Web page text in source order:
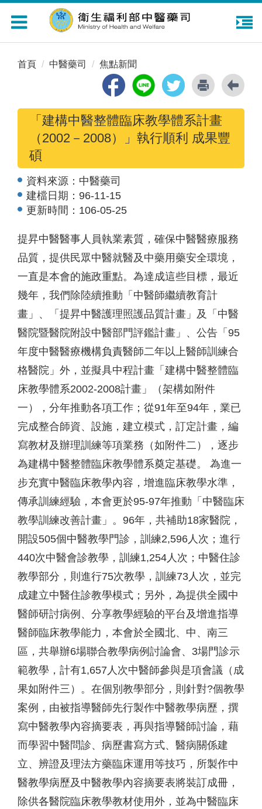
Toggle
navigation
首頁 中醫藥司 焦點新聞
「建構中醫整體臨床教學體系計畫
（2002－2008）」執行順利 成果豐
碩
資料來源： 中醫藥司
建檔日期： 96-11-15
更新時間： 106-05-25
提昇中醫醫事人員執業素質，確保中醫醫療服務
品質，提供民眾中醫就醫及中藥用藥安全環境，
一直是本會的施政重點。為達成這些目標，最近
幾年，我們除陸續推動「中醫師繼續教育計
畫」、「提昇中醫護理照護品質計畫」及「中醫
醫院暨醫院附設中醫部門評鑑計畫」、公告「95
年度中醫醫療機構負責醫師二年以上醫師訓練合
格醫院」外，並擬具中程計畫「建構中醫整體臨
床教學體系2002-2008計畫」（架構如附件
一），分年推動各項工作；從91年至94年，業已
完成整合師資、設施，建立模式，訂定計畫，編
寫教材及辦理訓練等項業務（如附件二），逐步
為建構中醫整體臨床教學體系奠定基礎。 為進一
步充實中醫臨床教學內容，增進臨床教學水準，
傳承訓練經驗，本會更於95-97年推動「中醫臨床
教學訓練改善計畫」。96年，共補助18家醫院，
開設505個中醫教學門診，訓練2,596人次；進行
440次中醫會診教學，訓練1,254人次；中醫住診
教學部分，則進行75次教學，訓練73人次，並完
成建立中醫住診教學模式；另外，為提供全國中
醫師研討病例、分享教學經驗的平台及增進指導
醫師臨床教學能力，本會於全國北、中、南三
區，共舉辦6場聯合教學病例討論會、3場門診示
範教學，計有1,657人次中醫師參與是項會議（成
果如附件三）。在個別教學部分，則針對?個教學
案例，由被指導醫師先行製作中醫教學病歷，撰
寫中醫教學內容摘要表，再與指導醫師討論，藉
而學習中醫問診、病歷書寫方式、醫病關係建
立、辨證及理法方藥臨床運用等技巧，所製作中
醫教學病歷及中醫教學內容摘要表將裝訂成冊，
除供各醫院臨床教學教材使用外，並為中醫臨床